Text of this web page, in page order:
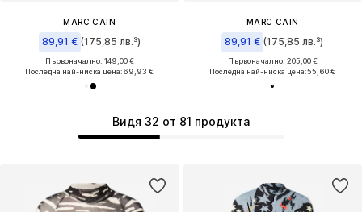
Видя 32 от 81 продукта
MARC CAIN
89,91 € (175,85 лв.³)
Първоначално: 149,00 €
Последна най-ниска цена:69,93 €
MARC CAIN
89,91 € (175,85 лв.³)
Първоначално: 205,00 €
Последна най-ниска цена:55,60 €